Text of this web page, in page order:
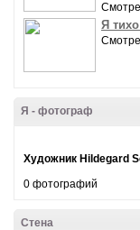
Я
Я - фотограф
Художник Hildegard
0 фотографий
Стена